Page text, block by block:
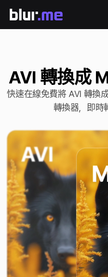
AVI 轉換成
快速在線免費將 AVI 轉換
轉換器，即時